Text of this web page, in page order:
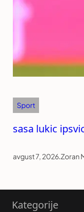
Sport
sasa lukic
avgust 7, 2026.Zoran
Kategorije